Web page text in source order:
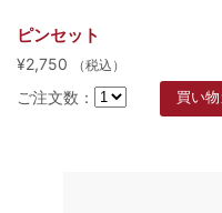
ピンセット
¥2,750 （税込）
ご注文数：